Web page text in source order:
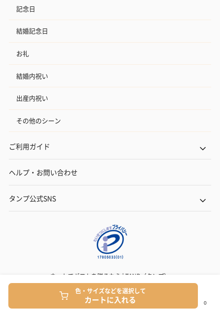
色・サイズなどを選択して
カートに入れる
記念日
結婚記念日
お礼
結婚内祝い
出産内祝い
その他のシーン
ご利用ガイド
ヘルプ・お問い合わせ
タンプ公式SNS
ネットでギフトを贈るなら | TANP（タンプ）
Copyright© TANP Inc.